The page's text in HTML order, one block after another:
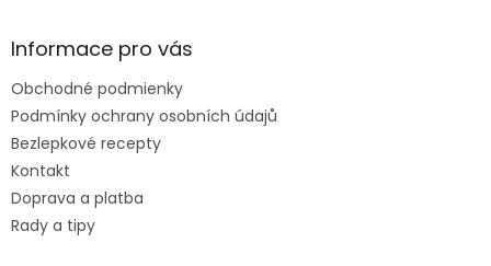
ä
e
Informace pro vás
Obchodné podmienky
Podmínky ochrany osobních údajů
Bezlepkové recepty
Kontakt
Doprava a platba
Rady a tipy